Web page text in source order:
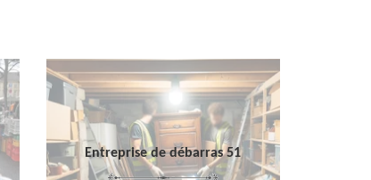
Entreprise de débarras 51